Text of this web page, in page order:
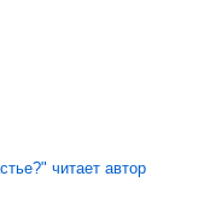
читает автор